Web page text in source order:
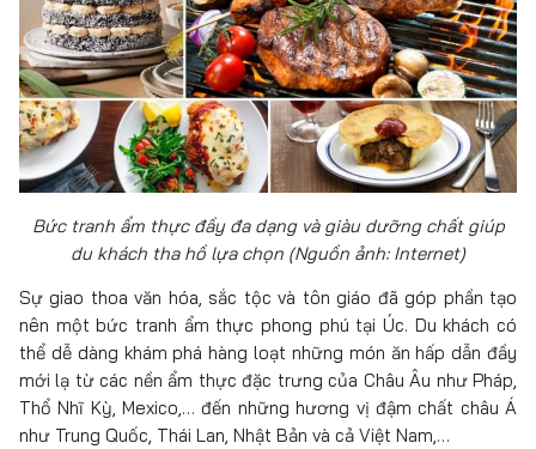
Bức tranh ẩm thực đầy đa dạng và giàu dưỡng chất giúp
du khách tha hồ lựa chọn (Nguồn ảnh: Internet)
Sự giao thoa văn hóa, sắc tộc và tôn giáo đã góp phần tạo
nên một bức tranh ẩm thực phong phú tại Úc. Du khách có
thể dễ dàng khám phá hàng loạt những món ăn hấp dẫn đầy
mới lạ từ các nền ẩm thực đặc trưng của Châu Âu như Pháp,
Thổ Nhĩ Kỳ, Mexico,… đến những hương vị đậm chất châu Á
như Trung Quốc, Thái Lan, Nhật Bản và cả Việt Nam,…